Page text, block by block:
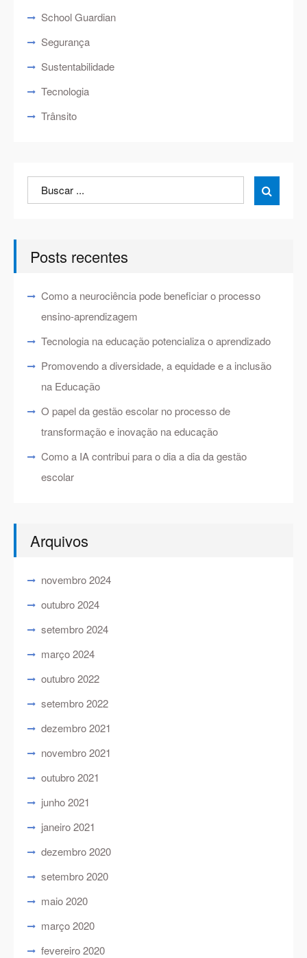
School Guardian
Segurança
Sustentabilidade
Tecnologia
Trânsito
Search
for:

Posts recentes
Como a neurociência pode beneficiar o processo
ensino-aprendizagem
Tecnologia na educação potencializa o aprendizado
Promovendo a diversidade, a equidade e a inclusão
na Educação
O papel da gestão escolar no processo de
transformação e inovação na educação
Como a IA contribui para o dia a dia da gestão
escolar
Arquivos
novembro 2024
outubro 2024
setembro 2024
março 2024
outubro 2022
setembro 2022
dezembro 2021
novembro 2021
outubro 2021
junho 2021
janeiro 2021
dezembro 2020
setembro 2020
maio 2020
março 2020
fevereiro 2020